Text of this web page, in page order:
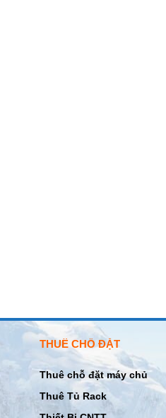
THUÊ CHỖ ĐẶT
Thuê chỗ đặt máy chủ
Thuê Tủ Rack